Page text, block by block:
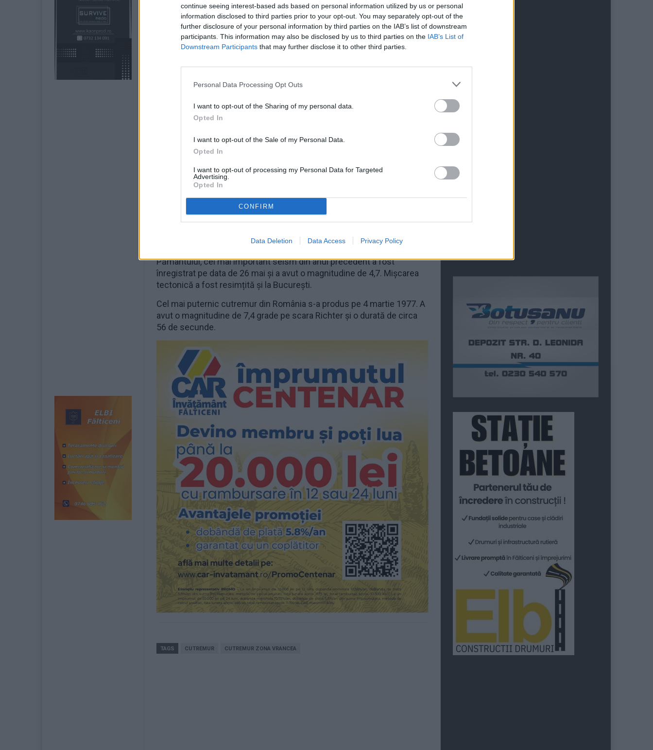
continue seeing interest-based ads based on personal information utilized by us or personal
information disclosed to third parties prior to your opt-out. You may separately opt-out of the
further disclosure of your personal information by third parties on the IAB’s list of downstream
participants. This information may also be disclosed by us to third parties on the IAB’s List of
Downstream Participants that may further disclose it to other third parties.
Personal Data Processing Opt Outs
I want to opt-out of the Sharing of my personal data.
Opted In
I want to opt-out of the Sale of my Personal Data.
Opted In
I want to opt-out of processing my Personal Data for Targeted
Advertising.
Opted In
CONFIRM
Data Deletion Data Access Privacy Policy
Pământului, cel mai important seism din anul precedent a fost
înregistrat pe data de 26 mai şi a avut o magnitudine de 4,7. Mișcarea
tectonică a fost resimțită şi la București.
Cel mai puternic cutremur din România s-a produs pe 4 martie 1977. A
avut o magnitudine de 7,4 grade pe scara Richter și o durată de circa
56 de secunde.
TAGS CUTREMUR CUTREMUR ZONA VRANCEA